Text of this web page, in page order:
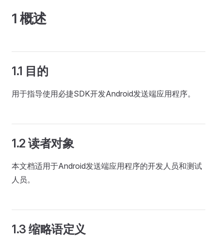
1 概述
1.1 目的
用于指导使用必捷SDK开发Android发送端应用程序。
1.2 读者对象
本文档适用于Android发送端应用程序的开发人员和测试
人员。
1.3 缩略语定义